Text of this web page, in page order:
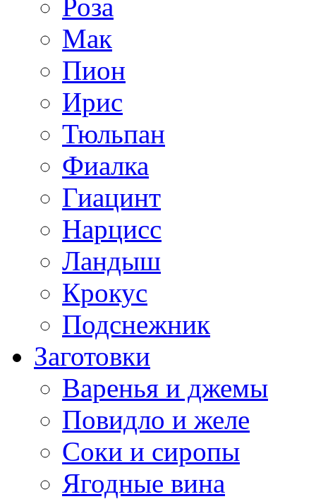
Роза
Мак
Пион
Ирис
Тюльпан
Фиалка
Гиацинт
Нарцисс
Ландыш
Крокус
Подснежник
Заготовки
Варенья и джемы
Повидло и желе
Соки и сиропы
Ягодные вина